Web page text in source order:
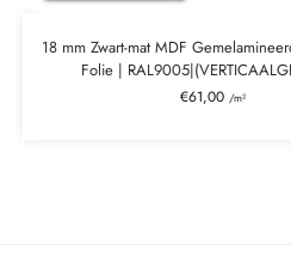
18 mm Zwart-mat MDF
Folie |
€61,00 /m²